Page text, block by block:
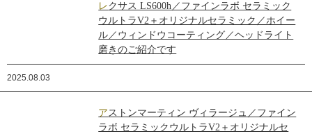
レクサス LS600h／ファインラボ セラミック
ウルトラV2＋オリジナルセラミック／ホイー
ル／ウィンドウコーティング／ヘッドライト
磨きのご紹介です
2025.08.03
アストンマーティン ヴィラージュ／ファイン
ラボ セラミックウルトラV2＋オリジナルセ